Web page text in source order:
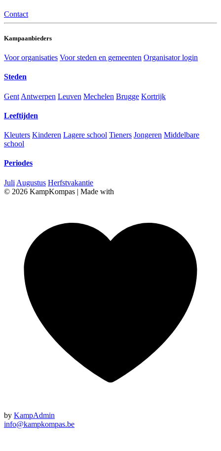
Contact
Kampaanbieders
Voor organisaties Voor steden en gemeenten Organisator login
Steden
Gent Antwerpen Leuven Mechelen Brugge Kortrijk
Leeftijden
Kleuters Kinderen Lagere school Tieners Jongeren Middelbare
school
Periodes
Juli Augustus Herfstvakantie
© 2026 KampKompas | Made with
by KampAdmin
info@kampkompas.be